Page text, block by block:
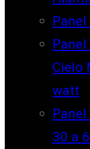
Panel
Cielo
watt
30 a